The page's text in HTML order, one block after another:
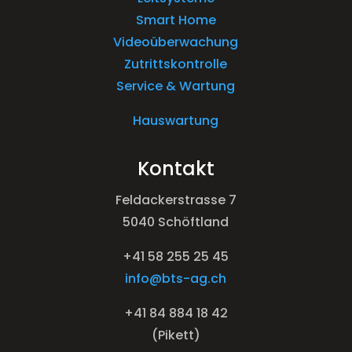
Smart Home
Videoüberwachung
Zutrittskontrolle
Service & Wartung
Hauswartung
Kontakt
Feldackerstrasse 7
5040 Schöftland
+41 58 255 25 45
info@bts-ag.ch
+41 84 884 18 42
(Pikett)